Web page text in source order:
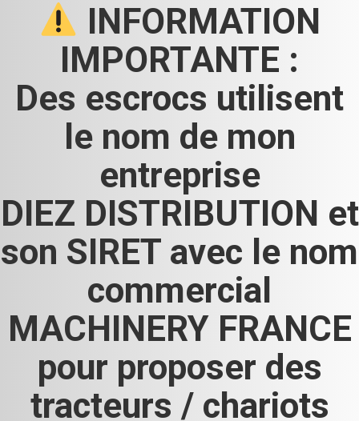
INFORMATION
IMPORTANTE :
Des escrocs utilisent
le nom de mon
entreprise
DIEZ DISTRIBUTION et
son SIRET avec le nom
commercial
MACHINERY FRANCE
pour proposer des
tracteurs / chariots